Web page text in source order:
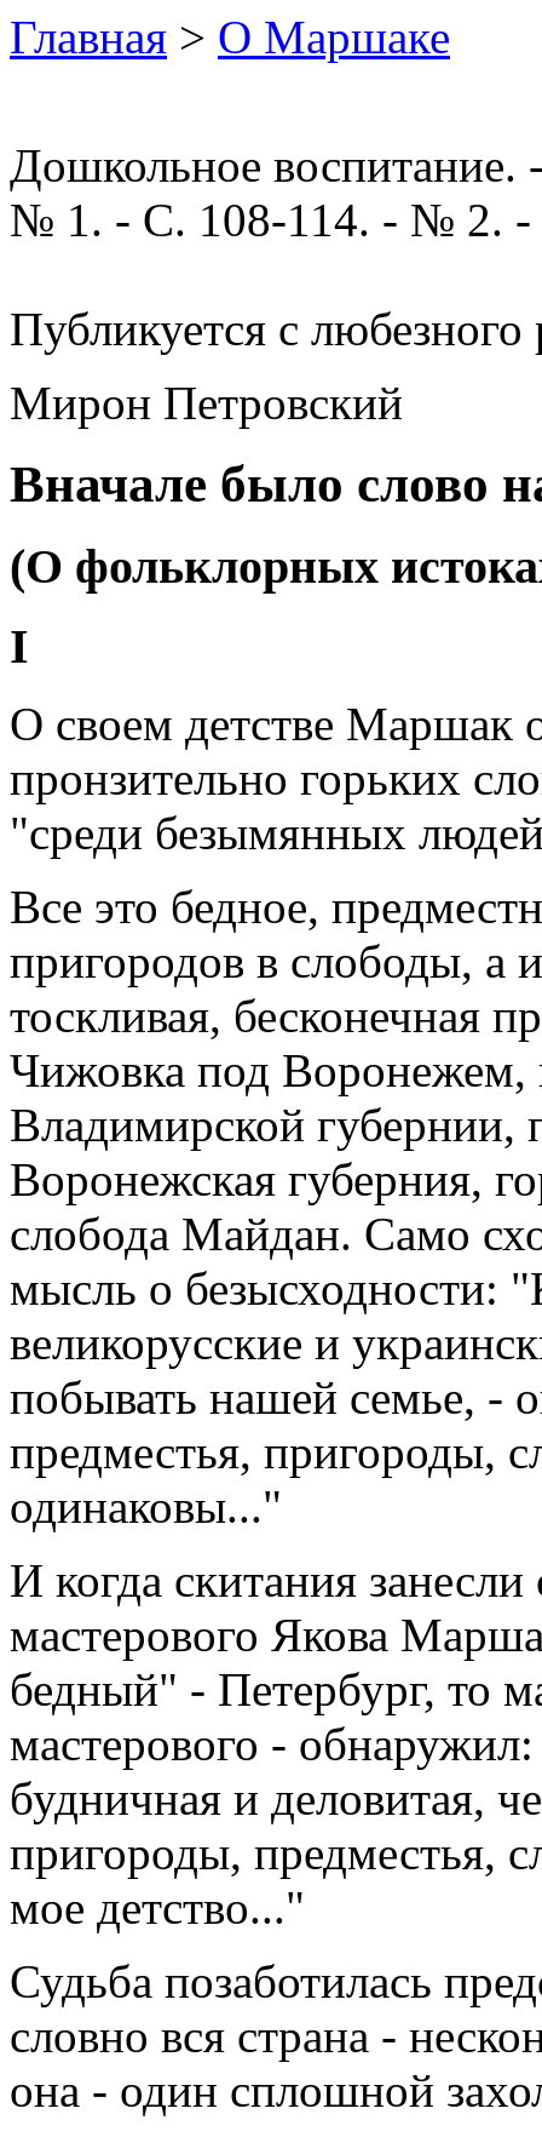
Главная > О Маршаке
Дошкольное воспитание.
№ 1. - С. 108-114. - № 2. -
Публикуется с любезного
Мирон Петровский
Вначале было слово
(О фольклорных
I
О своем детстве Маршак
пронзительно горьких
"среди безымянных
Все это бедное,
пригородов в слободы, а
тоскливая, бесконечная
Чижовка под Воронежем,
Владимирской губернии,
Воронежская губерния,
слобода Майдан. Само
мысль о безысходности:
великорусские и
побывать нашей семье, -
предместья, пригороды,
одинаковы..."
И когда скитания
мастерового Якова
бедный" - Петербург, то
мастерового -
будничная и деловитая,
пригороды, предместья,
мое детство..."
Судьба позаботилась
словно вся страна -
она - один сплошной